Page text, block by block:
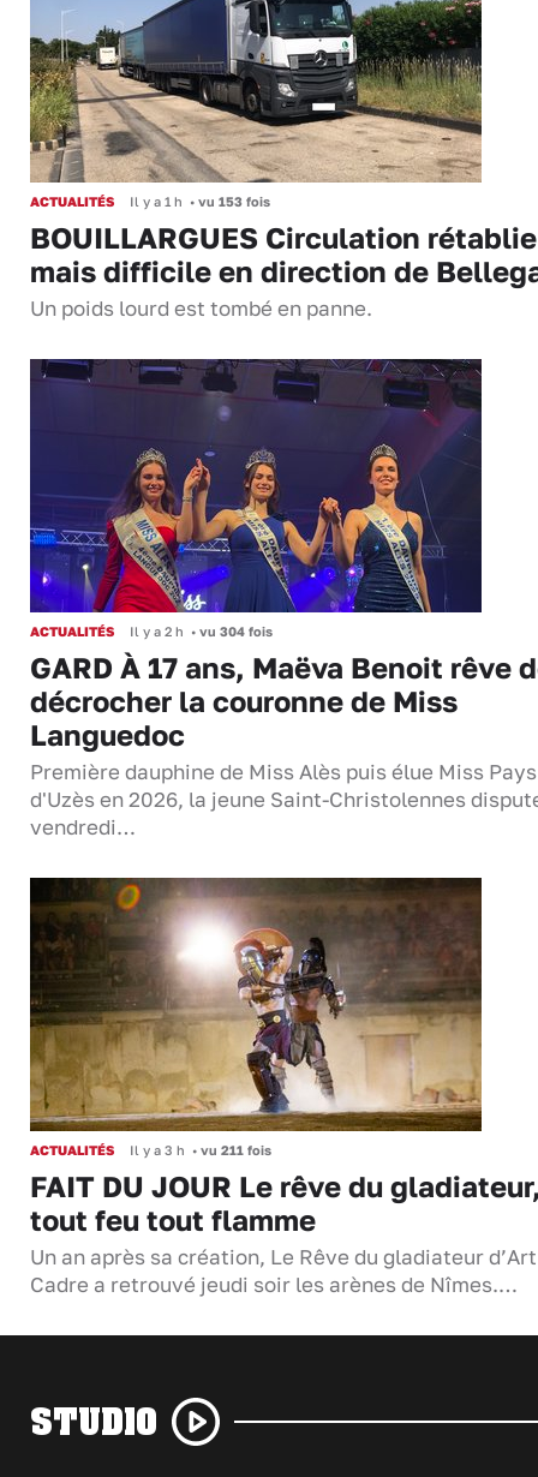
ACTUALITÉS Il y a 1 h • vu 153 fois
BOUILLARGUES Circulation rétablie
mais difficile en direction de
Un poids lourd est tombé en panne.
ACTUALITÉS Il y a 2 h • vu 304 fois
GARD À 17 ans, Maëva Benoit rêve
décrocher la couronne de Miss
Languedoc
Première dauphine de Miss Alès puis élue Miss Pays
d'Uzès en 2026, la jeune Saint-Christolennes
vendredi…
ACTUALITÉS Il y a 3 h • vu 211 fois
FAIT DU JOUR Le rêve du
tout feu tout flamme
Un an après sa création, Le Rêve du gladiateur
Cadre a retrouvé jeudi soir les arènes de Nîmes.…
STUDIO